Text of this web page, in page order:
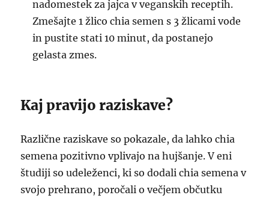
nadomestek za jajca v veganskih receptih.
Zmešajte 1 žlico chia semen s 3 žlicami vode
in pustite stati 10 minut, da postanejo
gelasta zmes.
Kaj pravijo raziskave?
Različne raziskave so pokazale, da lahko chia
semena pozitivno vplivajo na hujšanje. V eni
študiji so udeleženci, ki so dodali chia semena v
svojo prehrano, poročali o večjem občutku